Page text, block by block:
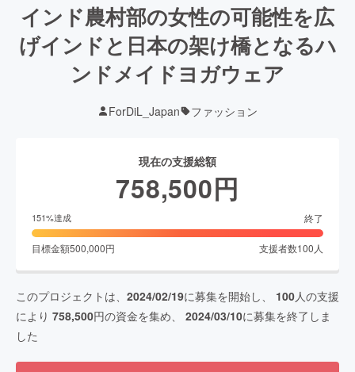
インド農村部の女性の可能性を広
げインドと日本の架け橋となるハ
ンドメイドヨガウェア
ForDiL_Japan ファッション
現在の支援総額
758,500円
151%達成 終了
目標金額500,000円 支援者数100 人
このプロジェクトは、 2024/02/19に募集を開始し、 100人の支援
により 758,500円の資金を集め、 2024/03/10に募集を終了しま
した